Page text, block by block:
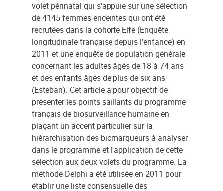
volet périnatal qui s'appuie sur une sélection
de 4145 femmes enceintes qui ont été
recrutées dans la cohorte Elfe (Enquête
longitudinale française depuis l'enfance) en
2011 et une enquête de population générale
concernant les adultes âgés de 18 à 74 ans
et des enfants âgés de plus de six ans
(Esteban). Cet article a pour objectif de
présenter les points saillants du programme
français de biosurveillance humaine en
plaçant un accent particulier sur la
hiérarchisation des biomarqueurs à analyser
dans le programme et l'application de cette
sélection aux deux volets du programme. La
méthode Delphi a été utilisée en 2011 pour
établir une liste consensuelle des